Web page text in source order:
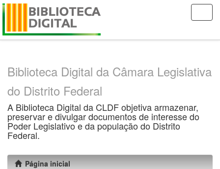
Skip
Biblioteca Digital da Câmara Legislativa
do Distrito Federal
A Biblioteca Digital da CLDF objetiva armazenar,
preservar e divulgar documentos de interesse do
Poder Legislativo e da população do Distrito
Federal.
Página inicial